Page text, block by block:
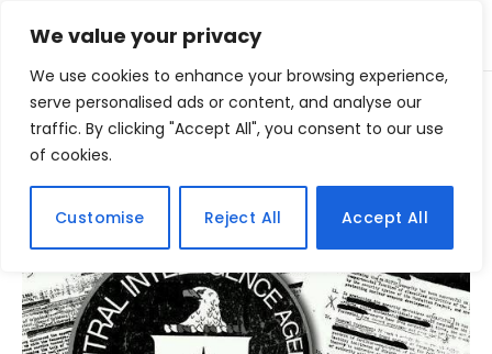
We value your privacy
We use cookies to enhance your browsing experience,
serve personalised ads or content, and analyse our
traffic. By clicking "Accept All", you consent to our use
of cookies.
Customise Reject All Accept All
Home » Posts Tagged "CIA"
BROWSING: